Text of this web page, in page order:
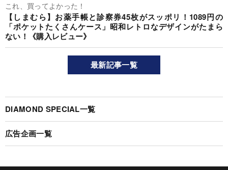
これ、買ってよかった！
【しまむら】お薬手帳と診察券45枚がスッポリ！1089円の
「ポケットたくさんケース」昭和レトロなデザインがたまら
ない！《購入レビュー》
最新記事一覧
DIAMOND SPECIAL一覧
広告企画一覧